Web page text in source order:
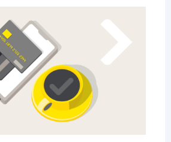
РЕЙТИНГ ДЕБЕТОВИХ
КАРТОК
ЩОМІСЯЧНИЙ ОГЛЯД
КЕШБЕКУ
ПУТІВНИКИ ПО
БАНКІВСЬКИХ КАРТКАХ